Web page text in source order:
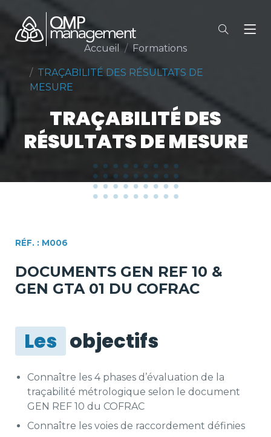
Accueil Formations
TRAÇABILITÉ DES RÉSULTATS DE
MESURE
TRAÇABILITÉ DES
RÉSULTATS DE MESURE
RÉF. : M006
DOCUMENTS GEN REF 10 &
GEN GTA 01 DU COFRAC
Les objectifs
Connaître les 4 phases d’évaluation de la
traçabilité métrologique selon le document
GEN REF 10 du COFRAC
Connaître les voies de raccordement définies